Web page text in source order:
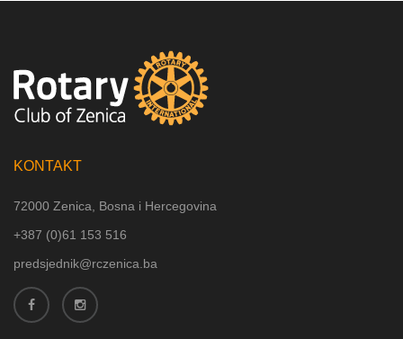
KONTAKT
72000 Zenica, Bosna i Hercegovina
+387 (0)61 153 516
predsjednik@rczenica.ba